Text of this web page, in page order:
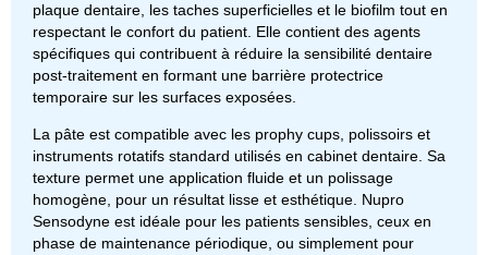
plaque dentaire, les taches superficielles et le biofilm tout en
respectant le confort du patient. Elle contient des agents
spécifiques qui contribuent à réduire la sensibilité dentaire
post-traitement en formant une barrière protectrice
temporaire sur les surfaces exposées.
La pâte est compatible avec les prophy cups, polissoirs et
instruments rotatifs standard utilisés en cabinet dentaire. Sa
texture permet une application fluide et un polissage
homogène, pour un résultat lisse et esthétique. Nupro
Sensodyne est idéale pour les patients sensibles, ceux en
phase de maintenance périodique, ou simplement pour